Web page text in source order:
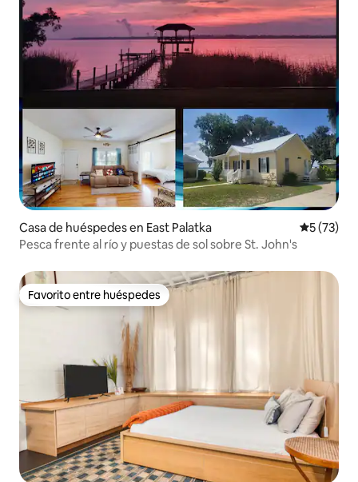
Casa de huéspedes en East Palatka
5 (73)
Pesca frente al río y puestas de sol sobre St. John's
Favorito entre huéspedes
Favorito entre huéspedes